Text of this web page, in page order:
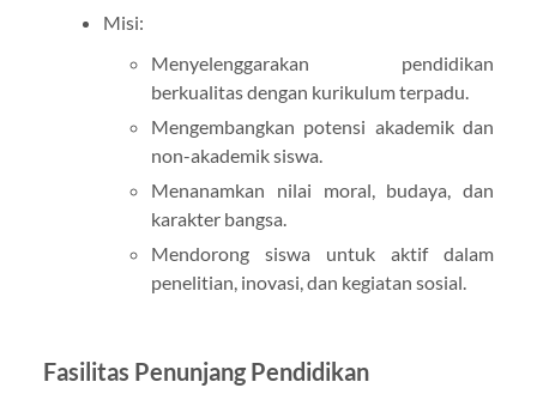
Misi:
Menyelenggarakan pendidikan
berkualitas dengan kurikulum terpadu.
Mengembangkan potensi akademik dan
non-akademik siswa.
Menanamkan nilai moral, budaya, dan
karakter bangsa.
Mendorong siswa untuk aktif dalam
penelitian, inovasi, dan kegiatan sosial.
Fasilitas Penunjang Pendidikan